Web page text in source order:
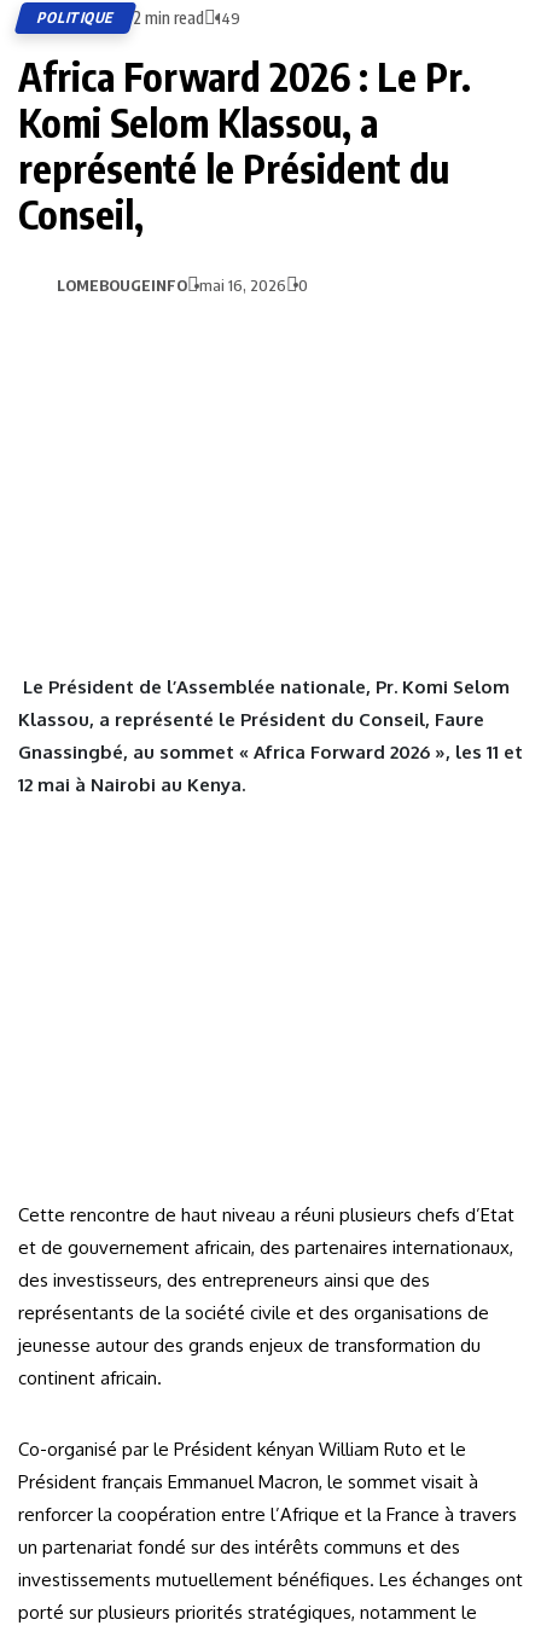
POLITIQUE 2 min read 149
Africa Forward 2026 : Le Pr.
Komi Selom Klassou, a
représenté le Président du
Conseil,
LOMEBOUGEINFO mai 16, 2026 0
Le Président de l’Assemblée nationale, Pr. Komi Selom
Klassou, a représenté le Président du Conseil, Faure
Gnassingbé, au sommet « Africa Forward 2026 », les 11 et
12 mai à Nairobi au Kenya.
Cette rencontre de haut niveau a réuni plusieurs chefs d’Etat
et de gouvernement africain, des partenaires internationaux,
des investisseurs, des entrepreneurs ainsi que des
représentants de la société civile et des organisations de
jeunesse autour des grands enjeux de transformation du
continent africain.
Co-organisé par le Président kényan William Ruto et le
Président français Emmanuel Macron, le sommet visait à
renforcer la coopération entre l’Afrique et la France à travers
un partenariat fondé sur des intérêts communs et des
investissements mutuellement bénéfiques. Les échanges ont
porté sur plusieurs priorités stratégiques, notamment le